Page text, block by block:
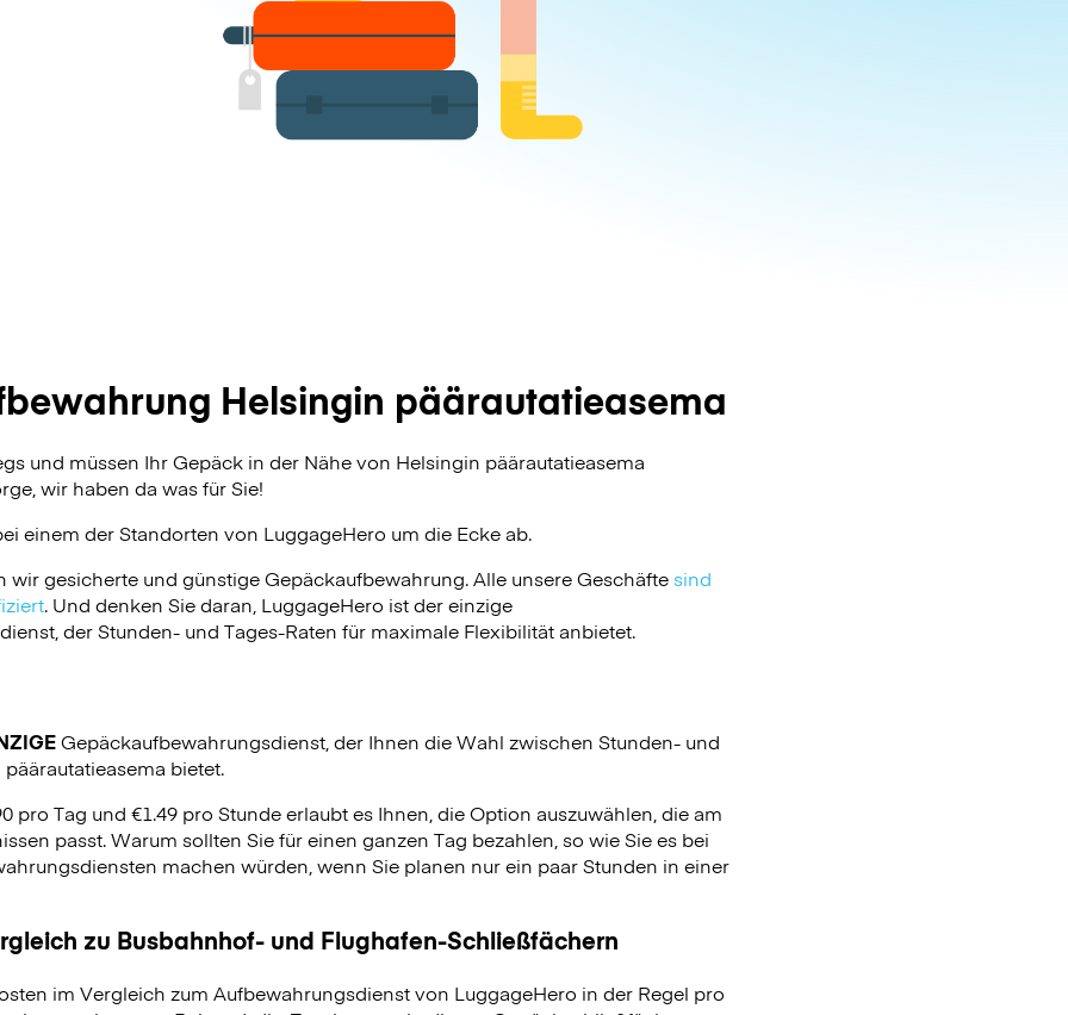
Helsingin päärautatieasema
und müssen Ihr Gepäck in der Nähe von Helsingin päärautatieasema
wir haben da was für Sie!
einem der Standorten von LuggageHero um die Ecke ab.
wir gesicherte und günstige Gepäckaufbewahrung. Alle unsere Geschäftesind
. Und denken Sie daran, LuggageHero ist der einzige
der Stunden- und Tages-Raten für maximale Flexibilität anbietet.
Gepäckaufbewahrungsdienst, der Ihnen die Wahl zwischen Stunden- und
bietet.
pro Tag und €1.49 pro Stunde erlaubt es Ihnen, die Option auszuwählen, die am
passt. Warum sollten Sie für einen ganzen Tag bezahlen, so wie Sie es bei
machen würden, wenn Sie planen nur ein paar Stunden in einer
zu Busbahnhof- und Flughafen-Schließfächern
im Vergleich zum Aufbewahrungsdienst von LuggageHero in der Regel pro